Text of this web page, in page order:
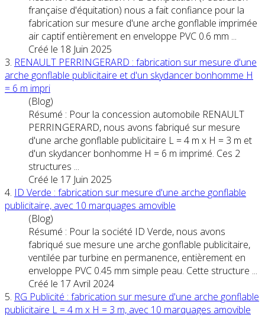
française d'équitation) nous a fait confiance pour la
fabrication sur mesure d'une arche gonflable imprimée
air captif entièrement en enveloppe PVC 0.6 mm ...
Créé le 18 Juin 2025
3. RENAULT PERRINGERARD : fabrication sur mesure d'une
arche gonflable publicitaire et d'un skydancer bonhomme H
= 6 m impri
(Blog)
Résumé : Pour la concession automobile RENAULT
PERRINGERARD, nous avons fabriqué sur mesure
d'une arche gonflable publicitaire L = 4 m x H = 3 m et
d'un skydancer bonhomme H = 6 m imprimé. Ces 2
structures ...
Créé le 17 Juin 2025
4. ID Verde : fabrication sur mesure d'une arche gonflable
publicitaire, avec 10 marquages amovible
(Blog)
Résumé : Pour la société ID Verde, nous avons
fabriqué sue mesure une arche gonflable publicitaire,
ventilée par turbine en permanence, entièrement en
enveloppe PVC 0.45 mm simple peau. Cette structure ...
Créé le 17 Avril 2024
5. RG Publicité : fabrication sur mesure d'une arche gonflable
publicitaire L = 4 m x H = 3 m, avec 10 marquages amovible